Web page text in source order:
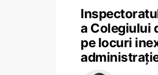
a Colegiului
pe locuri